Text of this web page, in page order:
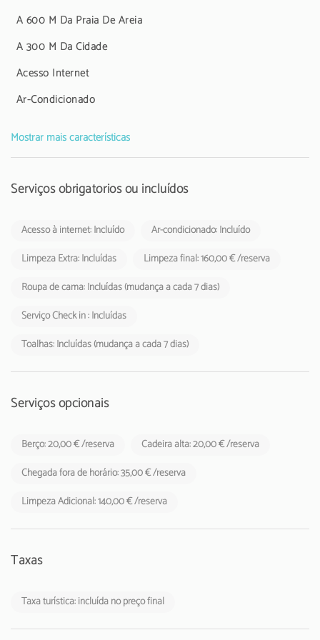
A 600 M Da Praia De Areia
A 300 M Da Cidade
Acesso Internet
Ar-Condicionado
Mostrar mais características
Serviços obrigatórios ou incluídos
Acesso à internet: Incluído
Ar-condicionado: Incluído
Limpeza Extra: Incluídas
Limpeza final: 160,00 € /reserva
Roupa de cama: Incluídas (mudança a cada 7 dias)
Serviço Check in : Incluídas
Toalhas: Incluídas (mudança a cada 7 dias)
Serviços opcionais
Berço: 20,00 € /reserva
Cadeira alta: 20,00 € /reserva
Chegada fora de horário: 35,00 € /reserva
Limpeza Adicional: 140,00 € /reserva
Taxas
Taxa turística: incluída no preço final